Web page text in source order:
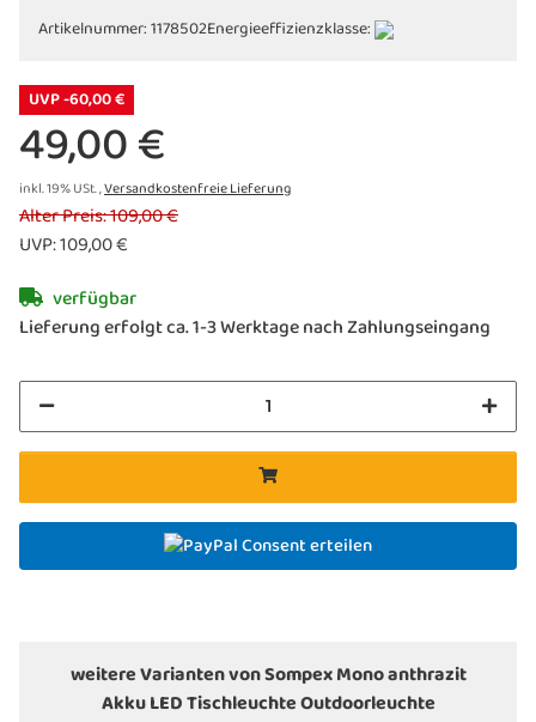
Artikelnummer:1178502Energieeffizienzklasse:
UVP -60,00 €
49,00 €
inkl. 19% USt. ,Versandkostenfreie Lieferung
Alter Preis: 109,00 €
UVP:109,00 €
verfügbar
Lieferung erfolgt ca. 1-3 Werktage nach Zahlungseingang
Consent erteilen
weitere Varianten von Sompex Mono anthrazit
Akku LED Tischleuchte Outdoorleuchte